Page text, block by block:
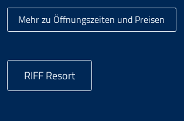
Mehr zu Öffnungszeiten und Preisen
RIFF Resort